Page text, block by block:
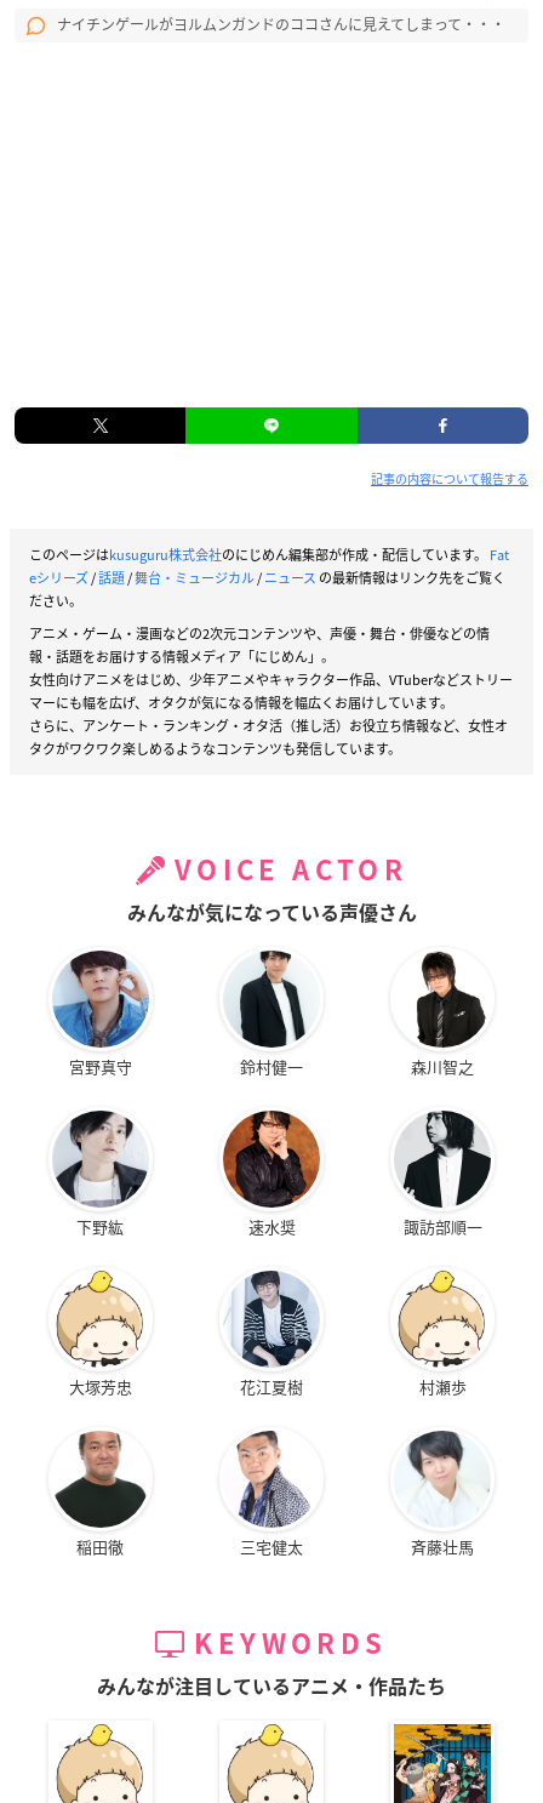
ナイチンゲールがヨルムンガンドのココさんに見えてしまって・・・
記事の内容について報告する
このページはkusuguru株式会社のにじめん編集部が作成・配信しています。 Fat
eシリーズ/話題/舞台・ミュージカル/ニュース の最新情報はリンク先をご覧く
ださい。
アニメ・ゲーム・漫画などの2次元コンテンツや、声優・舞台・俳優などの情
報・話題をお届けする情報メディア「にじめん」。
女性向けアニメをはじめ、少年アニメやキャラクター作品、VTuberなどストリー
マーにも幅を広げ、オタクが気になる情報を幅広くお届けしています。
さらに、アンケート・ランキング・オタ活（推し活）お役立ち情報など、女性オ
タクがワクワク楽しめるようなコンテンツも発信しています。
VOICE ACTOR
みんなが気になっている声優さん
宮野真守 鈴村健一 森川智之
下野紘 速水奨 諏訪部順一
大塚芳忠 花江夏樹 村瀬歩
稲田徹 三宅健太 斉藤壮馬
KEYWORDS
みんなが注目しているアニメ・作品たち